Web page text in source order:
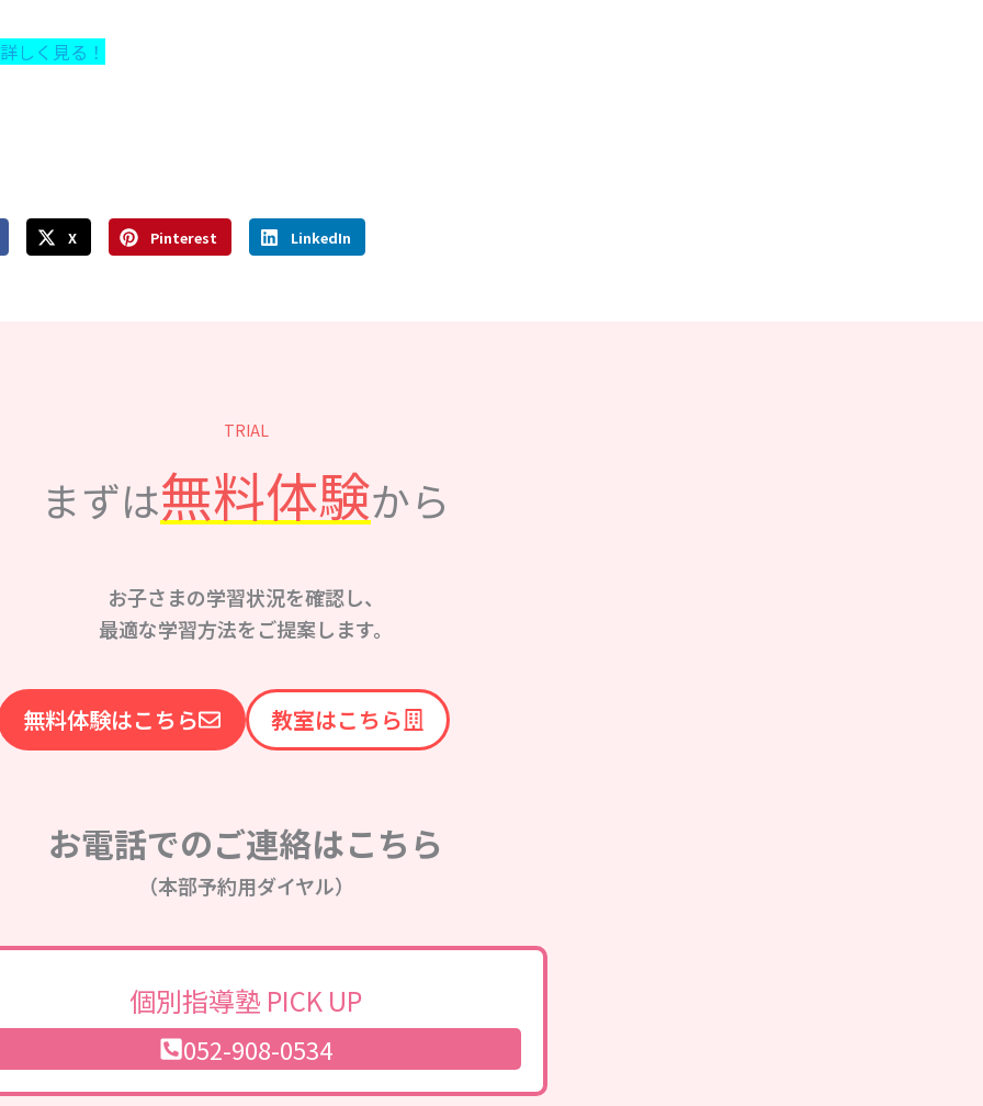
しく見る！
X Pinterest LinkedIn
TRIAL
まずは無料体験から
お子さまの学習状況を確認し、
最適な学習方法をご提案します。
無料体験はこちら 教室はこちら
お電話でのご連絡はこちら
（本部予約用ダイヤル）
個別指導塾 PICK UP
052-908-0534